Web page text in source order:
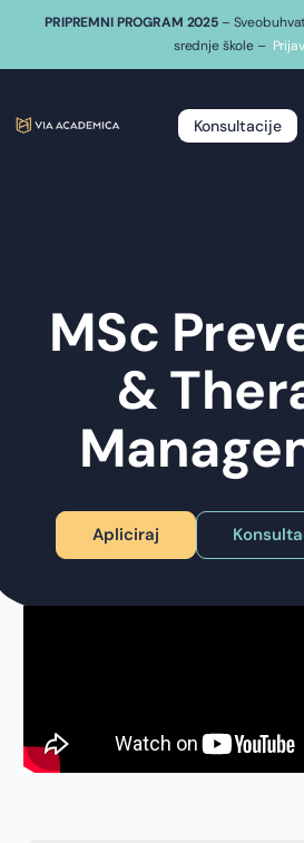
PRIPREMNI PROGRAM 2025 –
srednje škole –
Konsultacije
MSc
&
Apliciraj